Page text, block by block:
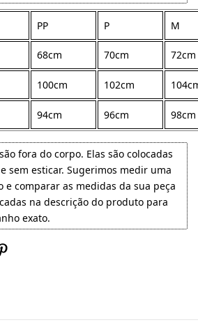
PP P M
68cm 70cm 72cm
100cm 102cm
94cm 96cm 98cm
fora do corpo. Elas são colocadas
sem esticar. Sugerimos medir uma
e comparar as medidas da sua peça
na descrição do produto para
exato.